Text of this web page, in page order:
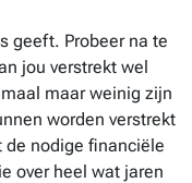
geeft. Probeer na te
jou verstrekt wel
maar weinig zijn
worden verstrekt
de nodige financiële
over heel wat jaren